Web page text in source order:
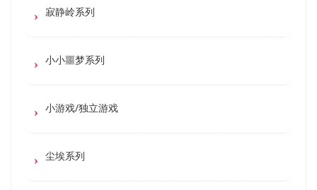
寂静岭系列
小小噩梦系列
小游戏/独立游戏
尘埃系列